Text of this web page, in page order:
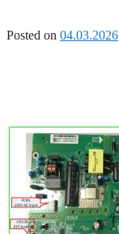
Posted on 04.03.2026